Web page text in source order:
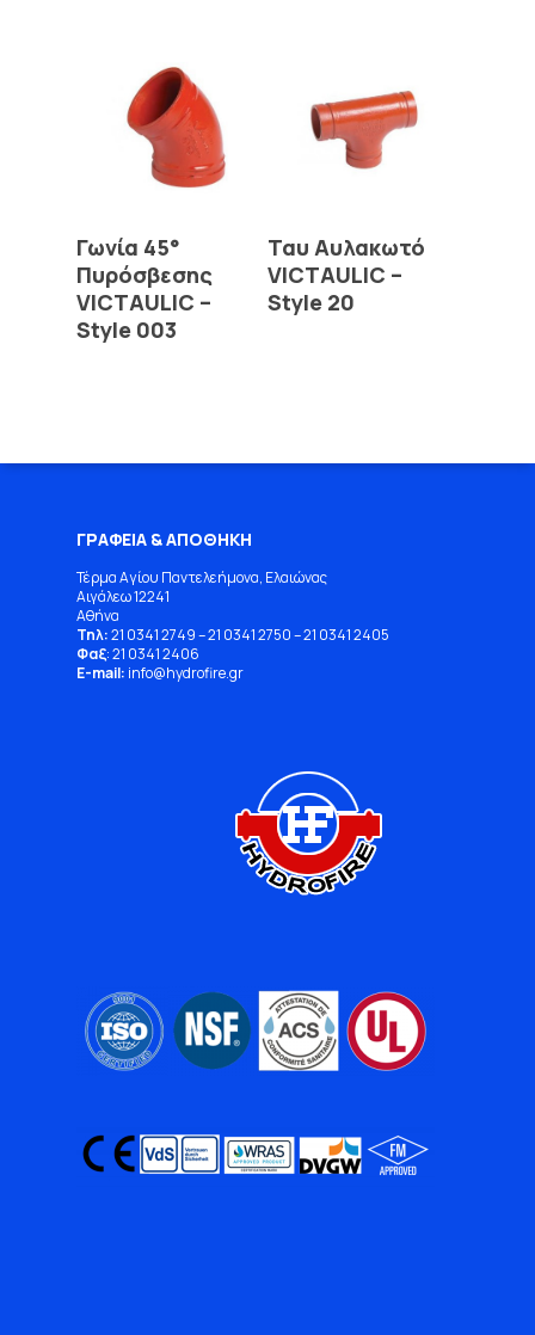
Read More
Γωνία 45°
Πυρόσβεσης
VICTAULIC –
Style 003
Read More
Ταυ Αυλακωτό
VICTAULIC –
Style 20
ΓΡΑΦΕΙΑ & ΑΠΟΘΗΚΗ
Τέρμα Αγίου Παντελεήμονα, Ελαιώνας
Αιγάλεω 12241
Αθήνα
Τηλ:21 0341 2749–21 0341 2750–21 0341 2405
Φαξ: 21 0341 2406
E-mail: info@hydrofire.gr